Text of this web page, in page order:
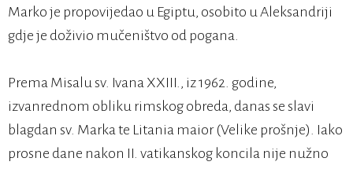
Marko je propovijedao u Egiptu, osobito u Aleksandriji
gdje je doživio mučeništvo od pogana.
Prema Misalu sv. Ivana XXIII., iz 1962. godine,
izvanrednom obliku rimskog obreda, danas se slavi
blagdan sv. Marka te Litania maior (Velike prošnje). Iako
prosne dane nakon II. vatikanskog koncila nije nužno